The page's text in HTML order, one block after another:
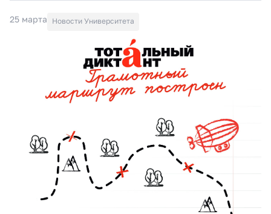
25 марта Новости Университета